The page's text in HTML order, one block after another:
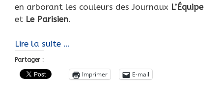
en arborant les couleurs des Journaux L’Équipe
et Le Parisien.
Lire la suite …
France,
en
Partager :
Imprimer E-mail